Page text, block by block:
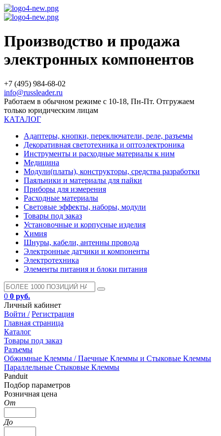
Производство и продажа
электронных компонентов
+7 (495) 984-68-02
info@russleader.ru
Работаем в обычном режиме с 10-18, Пн-Пт. Отгружаем
только юридическим лицам
КАТАЛОГ
Адаптеры, кнопки, переключатели, реле, разъемы
Декоративная светотехника и оптоэлектроника
Инструменты и расходные материалы к ним
Медицина
Модули(платы), конструкторы, средства разработки
Паяльники и материалы для пайки
Приборы для измерения
Расходные материалы
Световые эффекты, наборы, модули
Товары под заказ
Установочные и корпусные изделия
Химия
Шнуры, кабели, антенны провода
Электронные датчики и компоненты
Электротехника
Элементы питания и блоки питания
0 0 руб.
Личный кабинет
Войти / Регистрация
Главная страница
Каталог
Товары под заказ
Разъемы
Обжимные Клеммы / Паечные Клеммы и Стыковые Клеммы
Параллельные Стыковые Клеммы
Panduit
Подбор параметров
Розничная цена
От
До